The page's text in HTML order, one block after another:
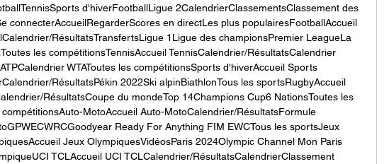
d'hiverFootballLigue 2CalendrierClassementsClassement des
connecterAccueilRegarderScores en directLes plus populairesFootballAccueil
RésultatsTransfertsLigue 1Ligue des championsPremier LeagueLa
les compétitionsTennisAccueil TennisCalendrier/RésultatsCalendrier
ATPCalendrier WTAToutes les compétitionsSports d'hiverAccueil Sports
RésultatsPékin 2022Ski alpinBiathlonTous les sportsRugbyAccueil
RésultatsCoupe du mondeTop 14Champions Cup6 NationsToutes les
compétitionsAuto-MotoAccueil Auto-MotoCalendrier/RésultatsFormule
Ready For Anything FIM EWCTous les sportsJeux
Jeux OlympiquesVidéosParis 2024Olympic Channel Mon Paris
TCLAccueil UCI TCLCalendrier/RésultatsCalendrierClassement